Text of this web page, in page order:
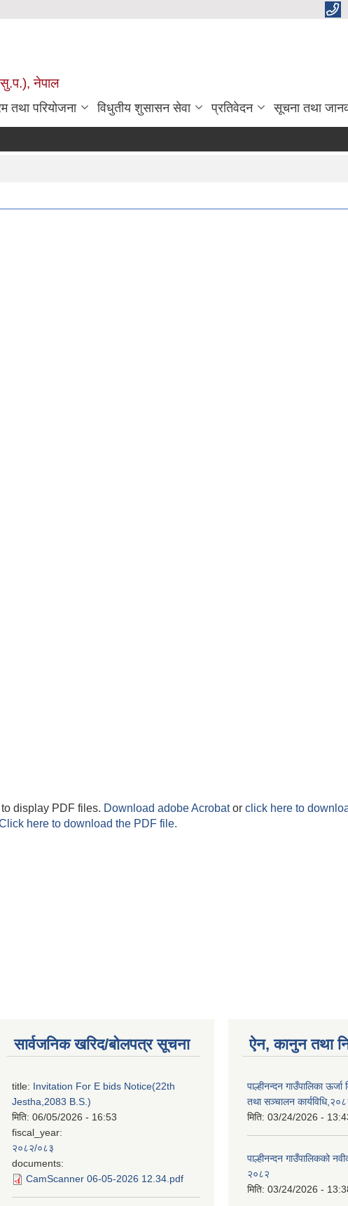
नेपाल
तथा परियोजना विधुतीय शुसासन सेवा प्रतिवेदन सूचना तथा
display PDF files. Download adobe Acrobator click here to
here to download the PDF file.
सार्वजनिक खरिद/बोलपत्र सूचना
title: Invitation For E bids Notice(22th
Jestha,2083 B.S.)
मिति: 06/05/2026 - 16:53
fiscal_year:
२०८२/०८३
documents:
CamScanner 06-05-2026 12.34.pdf
ऐन, कानुन तथा
पाल्हीनन्दन गाउँपालिका
तथा सञ्चालन
मिति: 03/24/2026 -
पाल्हीनन्दन गाउँपालिकको
२०८२
मिति: 03/24/2026 -